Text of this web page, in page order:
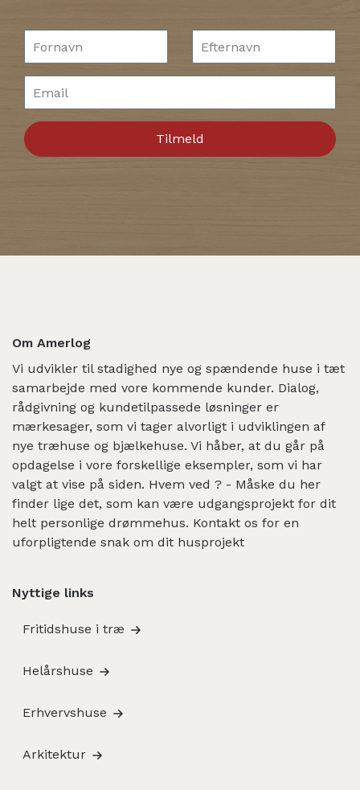
Om Amerlog
Vi udvikler til stadighed nye og spændende huse i tæt
samarbejde med vore kommende kunder. Dialog,
rådgivning og kundetilpassede løsninger er
mærkesager, som vi tager alvorligt i udviklingen af
nye træhuse og bjælkehuse. Vi håber, at du går på
opdagelse i vore forskellige eksempler, som vi har
valgt at vise på siden. Hvem ved ? - Måske du her
finder lige det, som kan være udgangsprojekt for dit
helt personlige drømmehus. Kontakt os for en
uforpligtende snak om dit husprojekt
Nyttige links
Fritidshuse i træ
Helårshuse
Erhvervshuse
Arkitektur